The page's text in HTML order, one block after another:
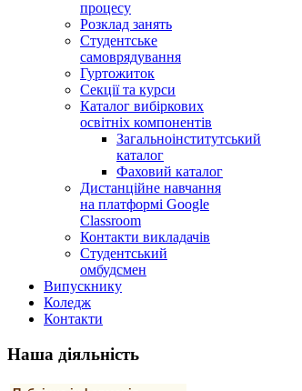
процесу
Розклад занять
Студентське
самоврядування
Гуртожиток
Секції та курси
Каталог вибіркових
освітніх компонентів
Загальноінститутський
каталог
Фаховий каталог
Дистанційне навчання
на платформі Google
Classroom
Контакти викладачів
Студентський
омбудсмен
Випускнику
Коледж
Контакти
Наша діяльність